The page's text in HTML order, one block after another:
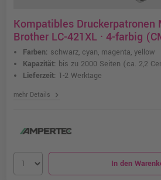
Kompatibles
Brother LC-421XL · 4-farbig
Farben: schwarz, cyan, magenta, yellow
Kapazität: bis zu 2000 Seiten (ca. 2,2
Lieferzeit: 1-2 Werktage
mehr Details chevron_right
In den